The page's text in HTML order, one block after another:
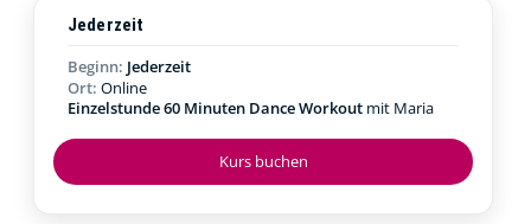
Kurs buchen
Jederzeit
Beginn: Jederzeit
Ort: Online
Einzelstunde 60 Minuten Dance Workout mit Maria